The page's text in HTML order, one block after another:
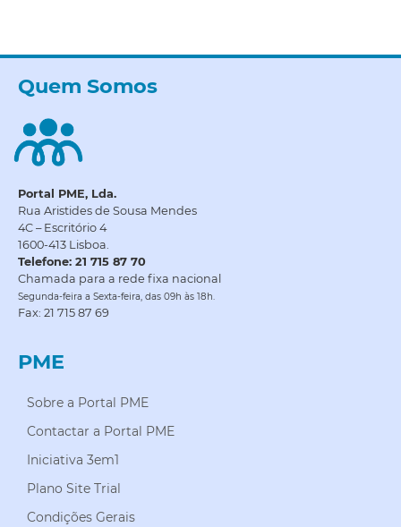
Quem Somos
Portal PME, Lda.
Rua Aristides de Sousa Mendes
4C – Escritório 4
1600-413 Lisboa.
Telefone: 21 715 87 70
Chamada para a rede fixa nacional
Segunda-feira a Sexta-feira, das 09h às 18h.
Fax: 21 715 87 69
PME
Sobre a Portal PME
Contactar a Portal PME
Iniciativa 3em1
Plano Site Trial
Condições Gerais